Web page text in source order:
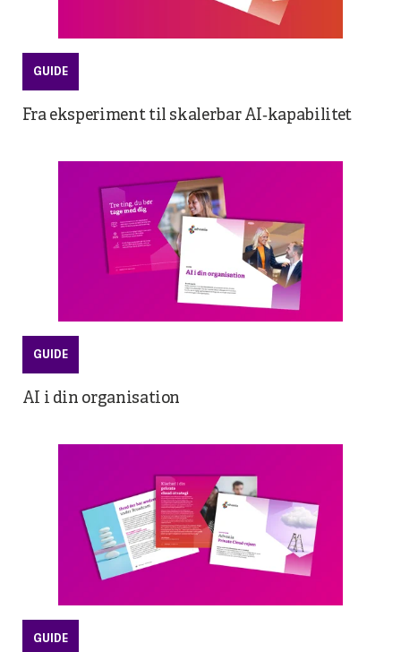
GUIDE
Fra eksperiment til skalerbar AI‑kapabilitet
GUIDE
AI i din organisation
GUIDE